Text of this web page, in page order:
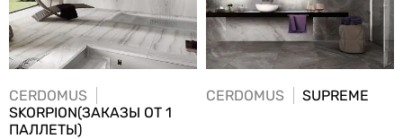
CERDOMUS
SKORPION(ЗАКАЗЫ ОТ 1
ПАЛЛЕТЫ)
CERDOMUS SUPREME